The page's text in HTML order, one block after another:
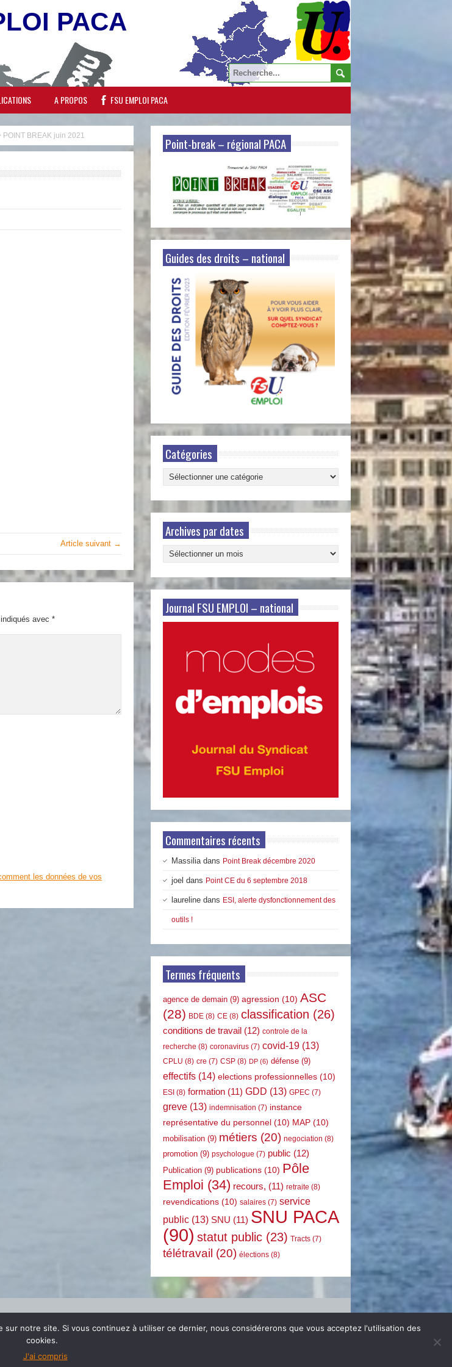
PACA
A PROPOS FSU EMPLOI PACA
POINT BREAK juin 2021
Article suivant →
avec *
les données de vos
Point-break – régional PACA
Guides des droits – national
Catégories
Catégories
Archives par dates
Archives
par
dates
Journal FSU EMPLOI – national
Commentaires récents
Massilia dans Point Break décembre 2020
joel dans Point CE du 6 septembre 2018
laureline dans ESI, alerte dysfonctionnement des
outils !
Termes fréquents
agence de demain (9) agression (10) ASC
(28) BDE (8) CE (8) classification (26)
conditions de travail (12) controle de la
recherche (8) coronavirus (7) covid-19 (13)
CPLU (8) cre (7) CSP (8) DP (6) défense (9)
effectifs (14) elections professionnelles (10)
ESI (8) formation (11) GDD (13) GPEC (7)
greve (13) indemnisation (7) instance
représentative du personnel (10) MAP (10)
mobilisation (9) métiers (20) negociation (8)
promotion (9) psychologue (7) public (12)
Publication (9) publications (10) Pôle
Emploi (34) recours, (11) retraite (8)
revendications (10) salaires (7) service
public (13) SNU (11) SNU PACA
(90) statut public (23) Tracts (7)
télétravail (20) élections (8)
EMPLOI PACA |mentions légales
notre site. Si vous continuez à utiliser ce dernier, nous considérerons que vous acceptez l'utilisation des
cookies.
J'ai compris